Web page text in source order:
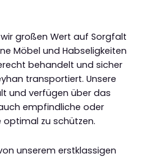
großen Wert auf Sorgfalt
Möbel und Habseligkeiten
behandelt und sicher
transportiert. Unsere
und verfügen über das
empfindliche oder
zu schützen.
unserem erstklassigen